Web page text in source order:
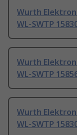
Wurth
WL-SWTP
Wurth
WL-SWTP
Wurth
WL-SWTP